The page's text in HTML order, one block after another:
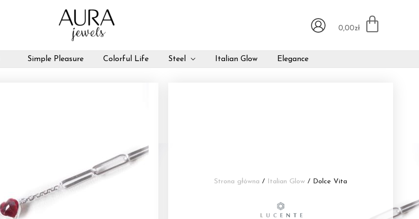
0,00zł
Simple Pleasure Colorful Life Steel Italian Glow Elegance
Strona główna / Italian Glow / Dolce Vita